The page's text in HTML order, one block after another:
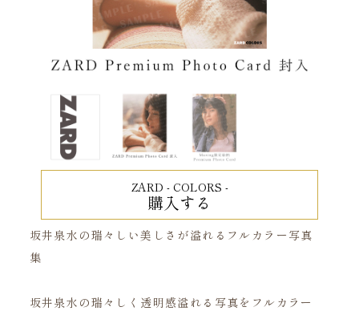
ZARD - COLORS -
購入する
坂井泉水の瑞々しい美しさが溢れるフルカラー写真
集
坂井泉水の瑞々しく透明感溢れる写真をフルカラー